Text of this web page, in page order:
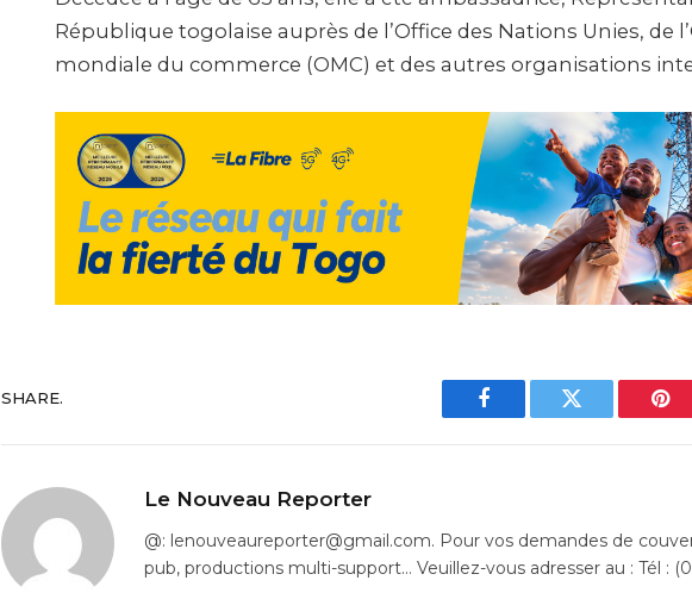
République togolaise auprès de l’Office des Nations Unies, de
mondiale du commerce (OMC) et des autres organisations
SHARE.
Facebook Twitter
Le Nouveau Reporter
@: lenouveaureporter@gmail.com. Pour vos demandes de
pub, productions multi-support… Veuillez-vous adresser au : Tél :